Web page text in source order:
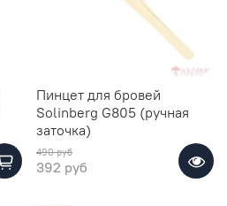
Пинцет для бровей
Solinberg G805 (ручная
заточка)
490 руб
392 руб